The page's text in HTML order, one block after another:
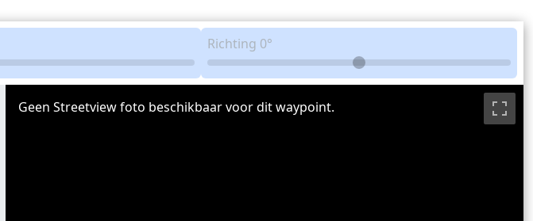
Richting 0°
Geen Streetview foto beschikbaar voor dit waypoint.